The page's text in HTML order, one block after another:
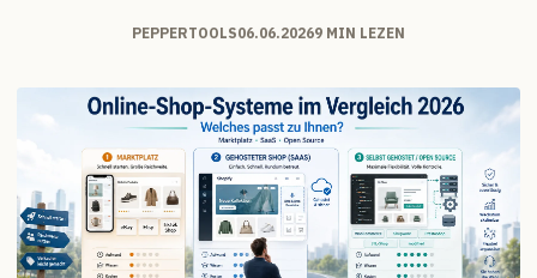
PEPPERTOOLS06.06.20269 MIN LEZEN